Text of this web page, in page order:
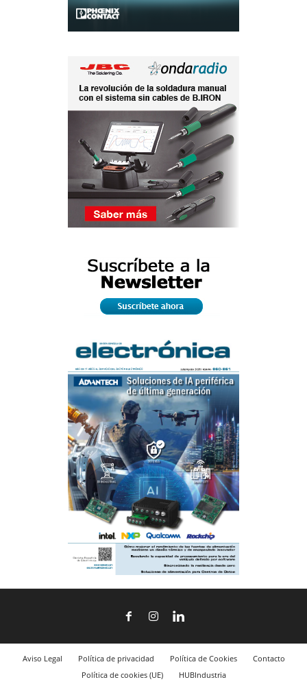
Aviso Legal Política de privacidad Política de Cookies
Contacto
Política de cookies (UE)
HUBIndustria